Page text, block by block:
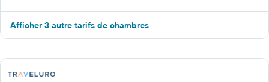
Afficher 3 autre tarifs de chambres